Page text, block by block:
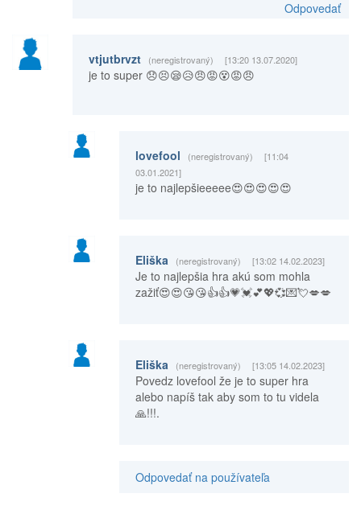
Odpovedať
vtjutbrvzt (neregistrovaný) [13:20 13.07.2020]
je to super 😞😣😪😥😠😡😵😡😠
lovefool (neregistrovaný)
[11:04
03.01.2021]
je to najlepšieeeee😍😍😍😍😍
Eliška (neregistrovaný) [13:02 14.02.2023]
Je to najlepšia hra akú som mohla
zažiť😍😍😘😘👍👍💗💓💕💖💞💌💘💋💋
Eliška (neregistrovaný) [13:05 14.02.2023]
Povedz lovefool že je to super hra
alebo napíš tak aby som to tu videla
🙏!!!.
Odpovedať na používateľa